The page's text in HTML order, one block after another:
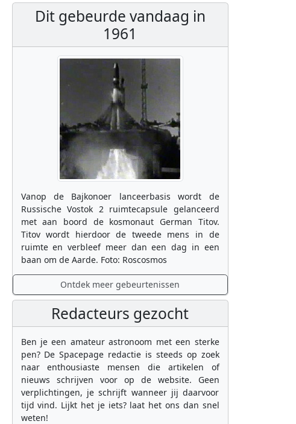
Dit gebeurde vandaag in
1961
Vanop de Bajkonoer lanceerbasis wordt de
Russische Vostok 2 ruimtecapsule gelanceerd
met aan boord de kosmonaut German Titov.
Titov wordt hierdoor de tweede mens in de
ruimte en verbleef meer dan een dag in een
baan om de Aarde. Foto: Roscosmos
Ontdek meer gebeurtenissen
Redacteurs gezocht
Ben je een amateur astronoom met een sterke
pen? De Spacepage redactie is steeds op zoek
naar enthousiaste mensen die artikelen of
nieuws schrijven voor op de website. Geen
verplichtingen, je schrijft wanneer jij daarvoor
tijd vind. Lijkt het je iets? laat het ons dan snel
weten!